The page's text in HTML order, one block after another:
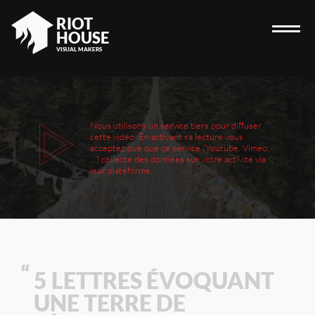
RIOT
HOUSE
VISUAL MAKERS
ACCUEIL
RIOT HOUSE
PROJETS
JOBS
BLOG
Nous utilisons un service tiers pour diffuser
cette vidéo. En activant sa lecture vous
acceptez que que ce service (Youtube, Vimeo,
...) collecte des données sur votre activité via
leur plateforme.
5 LETTRES ÉVOQUANT
UNE TERRE DE